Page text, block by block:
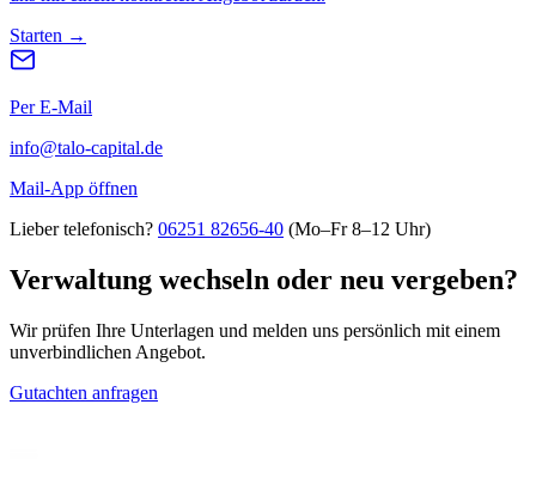
Starten →
Per E-Mail
info@talo-capital.de
Mail-App öffnen
Lieber telefonisch? 06251 82656-40 (Mo–Fr 8–12 Uhr)
Verwaltung wechseln oder neu vergeben?
Wir prüfen Ihre Unterlagen und melden uns persönlich mit einem
unverbindlichen Angebot.
Gutachten anfragen